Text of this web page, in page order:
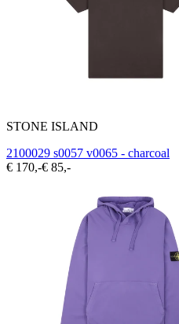
STONE ISLAND
2100029 s0057 v0065 - charcoal
€ 170,-€ 85,-